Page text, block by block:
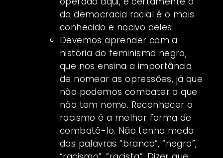
da democracia racial é o mais
conhecido e nocivo deles.
Devemos aprender com a
história do feminismo negro,
que nos ensina a importância
de nomear as opressões, já que
não podemos combater o que
não tem nome. Reconhecer o
racismo é a melhor forma de
combatê-lo. Não tenha medo
das palavras “branco”, “negro”,